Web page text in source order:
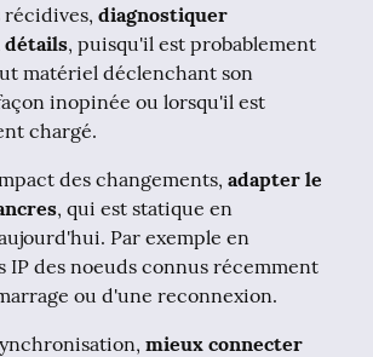
récidives,
détails, puisqu'il est probablement
matériel déclenchant son
inopinée ou lorsqu'il est
chargé.
des changements, adapter le
, qui est statique en
Par exemple en
IP des noeuds connus récemment
ou d'une reconnexion.
mieux connecter